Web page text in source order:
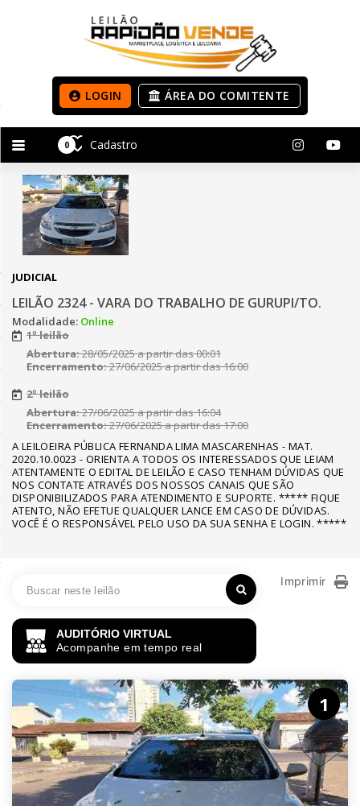
0 Cadastro
LOGIN ÁREA DO COMITENTE
JUDICIAL
LEILÃO 2324 - VARA DO TRABALHO DE GURUPI/TO.
Modalidade: Online
1º leilão
Abertura:28/05/2025 a partir das 00:01
Encerramento:27/06/2025 a partir das 16:00
2º leilão
Abertura:27/06/2025 a partir das 16:04
Encerramento:27/06/2025 a partir das 17:00
A LEILOEIRA PÚBLICA FERNANDA LIMA MASCARENHAS - MAT.
2020.10.0023 - ORIENTA A TODOS OS INTERESSADOS QUE LEIAM
ATENTAMENTE O EDITAL DE LEILÃO E CASO TENHAM DÚVIDAS QUE
NOS CONTATE ATRAVÉS DOS NOSSOS CANAIS QUE SÃO
DISPONIBILIZADOS PARA ATENDIMENTO E SUPORTE. ***** FIQUE
ATENTO, NÃO EFETUE QUALQUER LANCE EM CASO DE DÚVIDAS.
VOCÊ É O RESPONSÁVEL PELO USO DA SUA SENHA E LOGIN. *****
AUDITÓRIO VIRTUAL
Acompanhe em tempo real
Imprimir
1